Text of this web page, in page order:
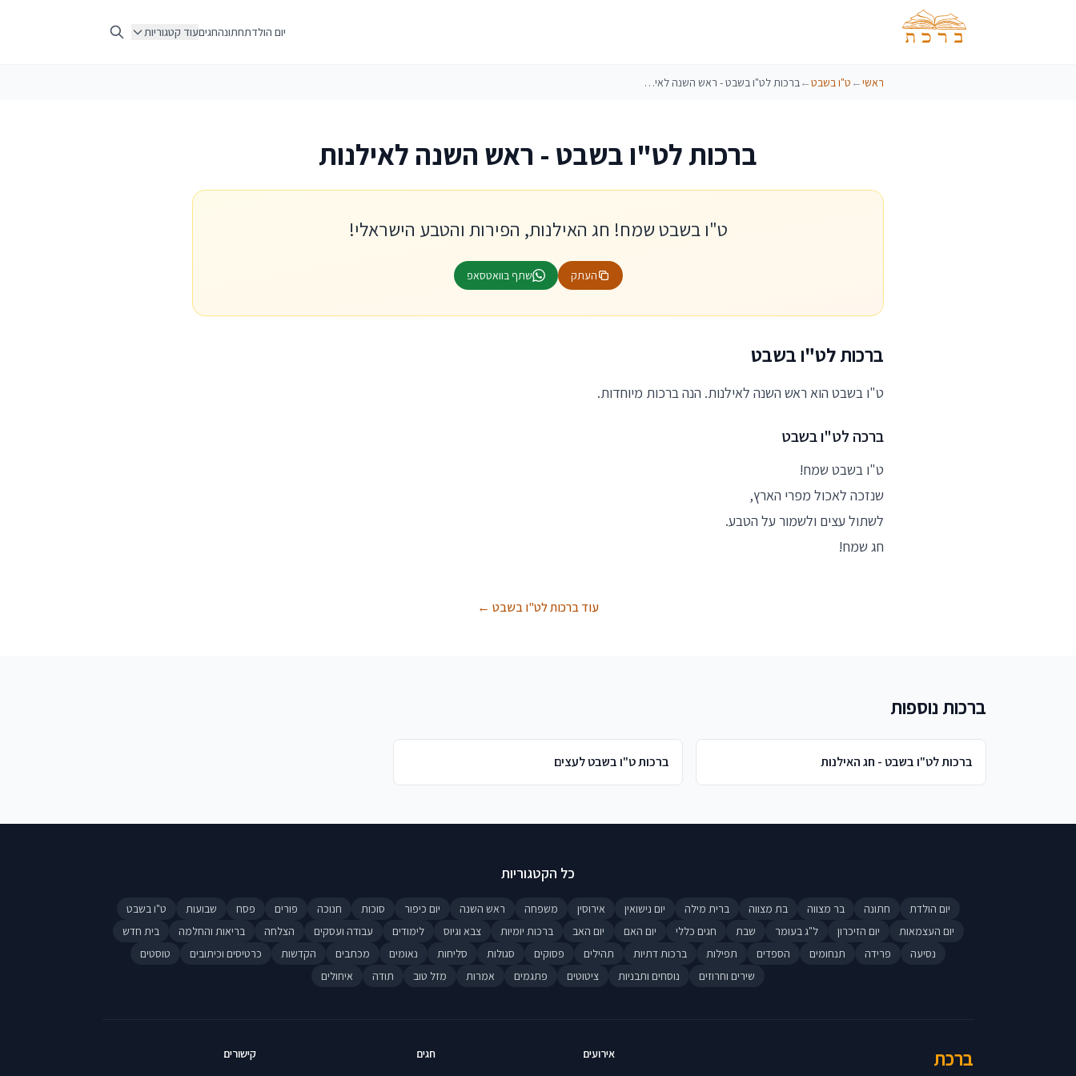
יום הולדתחתונהחגיםעוד קטגוריות
ראשי← ט"ו בשבט← ברכות לט"ו בשבט - ראש השנה לאילנות
ברכות לט"ו בשבט - ראש השנה לאילנות
ט"ו בשבט שמח! חג האילנות, הפירות והטבע הישראלי!
העתק שתף בוואטסאפ
ברכות לט"ו בשבט
ט"ו בשבט הוא ראש השנה לאילנות. הנה ברכות מיוחדות.
ברכה לט"ו בשבט
ט"ו בשבט שמח!
שנזכה לאכול מפרי הארץ,
לשתול עצים ולשמור על הטבע.
חג שמח!
עוד ברכות לט"ו בשבט ←
ברכות נוספות
ברכות לט"ו בשבט - חג האילנות ברכות ט"ו בשבט לעצים
כל הקטגוריות
יום הולדת חתונה בר מצווה בת מצווה ברית מילה יום נישואין אירוסין משפחה ראש השנה יום כיפור סוכות חנוכה פורים פסח שבועות
ט"ו בשבט
יום העצמאות
יום הזיכרון ל"ג בעומר שבת חגים כללי יום האם יום האב ברכות יומיות צבא וגיוס לימודים עבודה ועסקים הצלחה בריאות והחלמה
בית חדש
נסיעה
פרידה תנחומים הספדים תפילות ברכות דתיות תהילים פסוקים סגולות סליחות נאומים מכתבים הקדשות כרטיסים וכיתובים
טוסטים
שירים וחרוזים
נוסחים ותבניות ציטוטים פתגמים אמרות מזל טוב תודה איחולים
ברכת
אירועים
חגים
קישורים